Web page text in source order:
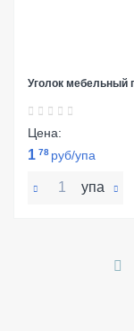
Уголок мебельный
Цена:
1 78 руб/упа
упа